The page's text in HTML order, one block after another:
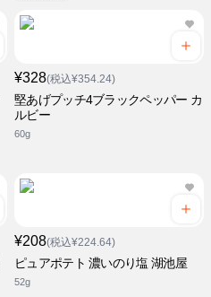
¥328(税込¥354.24)
堅あげプッチ4ブラックペッパー カ
ルビー
60g
¥208(税込¥224.64)
ピュアポテト 濃いのり塩 湖池屋
52g